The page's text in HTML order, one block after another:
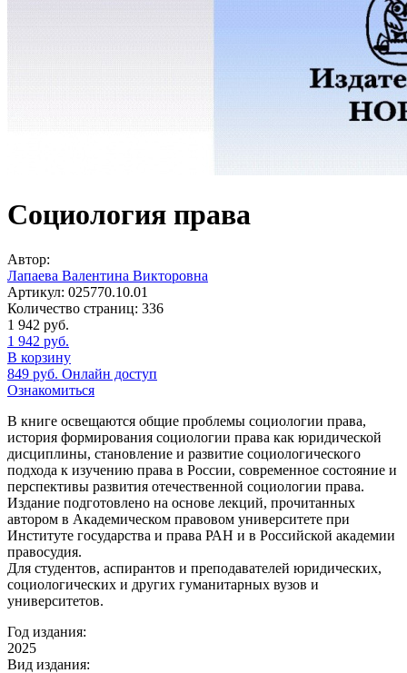
Социология права
Автор:
Лапаева Валентина Викторовна
Артикул: 025770.10.01
Количество страниц: 336
1 942 руб.
1 942 руб.
В корзину
849 руб. Онлайн доступ
Ознакомиться
В книге освещаются общие проблемы социологии права,
история формирования социологии права как юридической
дисциплины, становление и развитие социологического
подхода к изучению права в России, современное состояние и
перспективы развития отечественной социологии права.
Издание подготовлено на основе лекций, прочитанных
автором в Академическом правовом университете при
Институте государства и права РАН и в Российской академии
правосудия.
Для студентов, аспирантов и преподавателей юридических,
социологических и других гуманитарных вузов и
университетов.
Год издания:
2025
Вид издания: